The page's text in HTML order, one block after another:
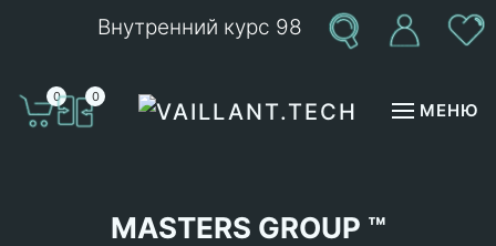
Внутренний курс 98
0 0
МЕНЮ
MASTERS GROUP ™